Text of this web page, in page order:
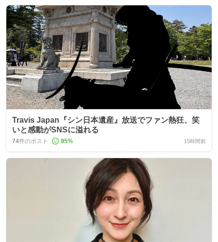
Travis Japan『シン日本遺産』放送でファン熱狂、笑
いと感動がSNSに溢れる
74件のポスト 95% 15時間前